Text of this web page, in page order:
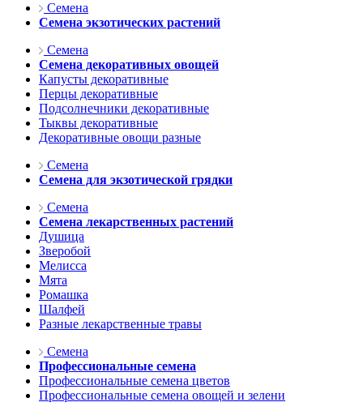
Семена
Семена экзотических растений
Семена
Семена декоративных овощей
Капусты декоративные
Перцы декоративные
Подсолнечники декоративные
Тыквы декоративные
Декоративные овощи разные
Семена
Семена для экзотической грядки
Семена
Семена лекарственных растений
Душица
Зверобой
Мелисса
Мята
Ромашка
Шалфей
Разные лекарственные травы
Семена
Профессиональные семена
Профессиональные семена цветов
Профессиональные семена овощей и зелени